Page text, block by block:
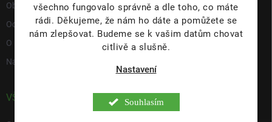
všechno fungovalo správně a dle toho, co máte
rádi. Děkujeme, že nám ho dáte a pomůžete se
nám zlepšovat. Budeme se k vašim datům chovat
citlivě a slušně.
Nastavení
Souhlasím
Obchodní podmínky
Ochrana osobních údajů
O nás
Napište nám
VŠE O NÁS